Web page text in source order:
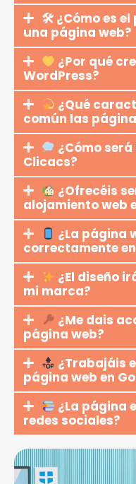
🛠 ¿Cómo es
una página web?
¿Por qué
WordPress?
¿Qué
común las
¿Cómo
Clicacs?
¿Ofrecéis
alojamiento web
¿La página
correctamente
¿El diseño
mi marca?
¿Me dais
página web?
¿Trabajáis
página web en
¿La página
redes sociales?